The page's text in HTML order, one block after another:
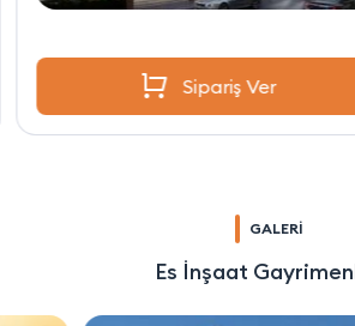
Sipariş Ver
GALERİ
Es İnşaat